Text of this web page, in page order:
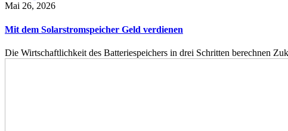
Mai 26, 2026
Mit dem Solarstromspeicher Geld verdienen
Die Wirtschaftlichkeit des Batteriespeichers in drei Schritten berechnen